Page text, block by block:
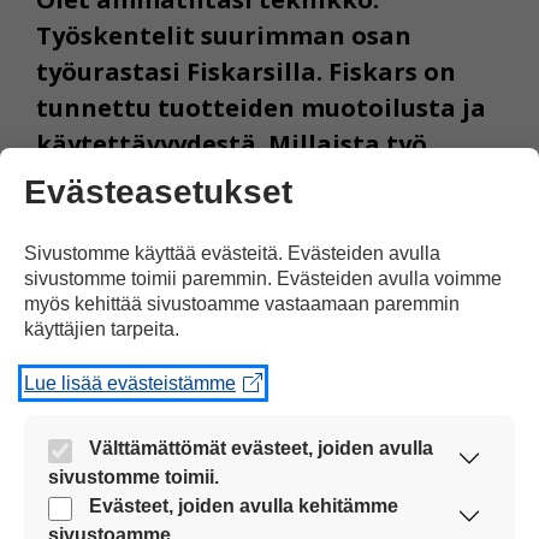
Työskentelit suurimman osan
työurastasi Fiskarsilla. Fiskars on
tunnettu tuotteiden muotoilusta ja
käytettävyydestä. Millaista työ
Fiskarsissa oli?
– Fiskars oli hieno paikka asua ja tehdä
työtä. Siellä minä kehityin todelliseksi
ammattimieheksi. Työskentelin ensin
työkalusuunnittelijana Fiskarsin
konepajalla. Työurani loppu oli myös
hienoa aikaa. Olin noin 15 vuotta
Billnäsissä Fiskarsin tehtaalla
tuotekehittäjänä. Työssä työkalujen
Evästeasetukset
Sivustomme käyttää evästeitä. Evästeiden avulla
sivustomme toimii paremmin. Evästeiden avulla voimme
myös kehittää sivustoamme vastaamaan paremmin
käyttäjien tarpeita.
Lue lisää evästeistämme
Välttämättömät evästeet, joiden avulla
sivustomme toimii.
Nämä evästeet ovat aina käytössä, jotta
sivustoamme voi käyttää sujuvasti ja turvallisesti.
Evästeet, joiden avulla kehitämme
sivustoamme.